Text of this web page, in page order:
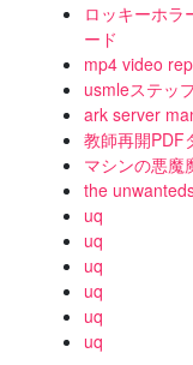
ロッキーホラ
ード
mp4 video
usmleステッ
ark server
教師再開PDF
マシンの悪魔
the
uq
uq
uq
uq
uq
uq